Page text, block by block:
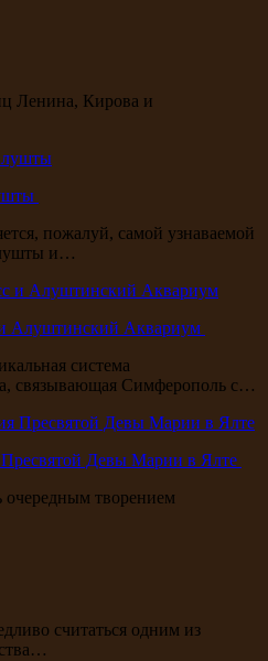
Ленина, Кирова и
пожалуй, самой узнаваемой
и…
и Алуштинский Аквариум
система
связывающая Симферополь с…
Пресвятой Девы Марии в Ялте
очередным творением
считаться одним из